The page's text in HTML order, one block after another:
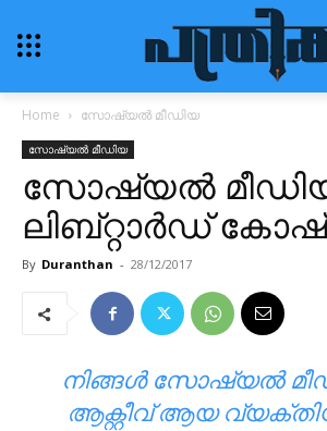
Home സോഷ്യൽ മീഡിയ
സോഷ്യൽ മീഡിയ
സോഷ്യൽ
ലിബ്റ്റാർഡ്
By Duranthan - 28/12/2017
നിങ്ങൾ സോഷ്യൽ
ആക്റ്റീവ് ആയ